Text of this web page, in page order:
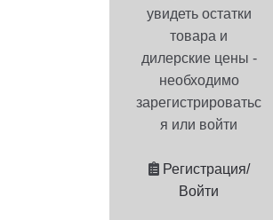
увидеть остатки
товара и
дилерские цены -
необходимо
зарегистрироватьс
я или войти
Регистрация/
Войти